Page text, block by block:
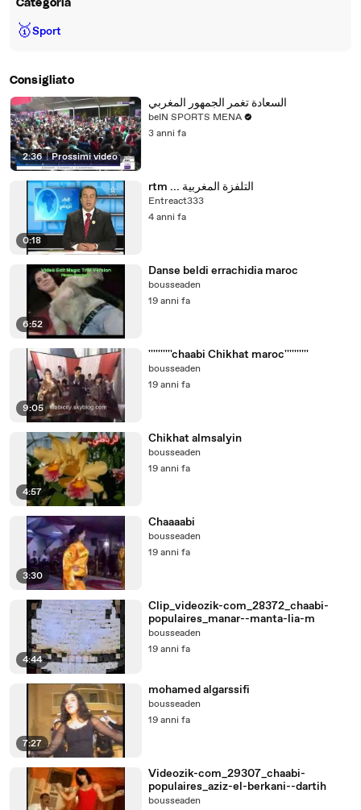
Categoria
🥇Sport
Consigliato
2:36 | Prossimi video
السعادة تغمر الجمهور المغربي
beIN SPORTS MENA
3 anni fa
0:18
rtm ... التلفزة المغربية
Entreact333
4 anni fa
6:52
Danse beldi errachidia maroc
bousseaden
19 anni fa
9:05
''''''''''chaabi Chikhat maroc''''''''''
bousseaden
19 anni fa
4:57
Chikhat almsalyin
bousseaden
19 anni fa
3:30
Chaaaabi
bousseaden
19 anni fa
4:44
Clip_videozik-com_28372_chaabi-
populaires_manar--manta-lia-m
bousseaden
19 anni fa
7:27
mohamed algarssifi
bousseaden
19 anni fa
Videozik-com_29307_chaabi-
populaires_aziz-el-berkani--dartih
bousseaden